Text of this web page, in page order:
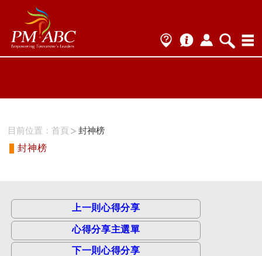
ProName1=
Scategory=1
ProName2=PMP
Scategory=1
目前位置：首頁
封神榜
封神榜
上一則心得分享
心得分享主選單
下一則心得分享